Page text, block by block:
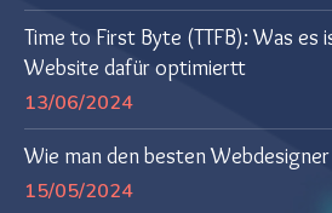
Time to First Byte (TTFB): Was es
Website dafür optimiertt
13/06/2024
Wie man den besten
15/05/2024